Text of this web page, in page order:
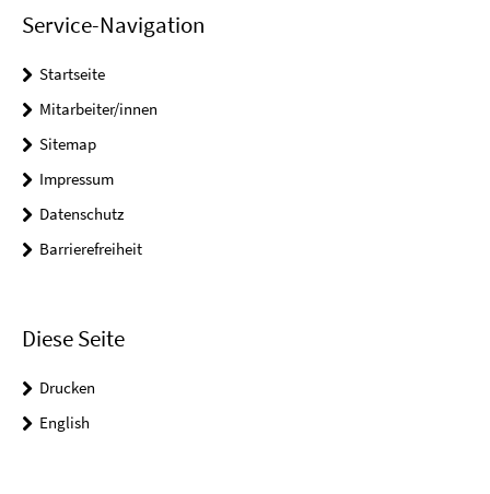
Service-Navigation
Startseite
Mitarbeiter/innen
Sitemap
Impressum
Datenschutz
Barrierefreiheit
Diese Seite
Drucken
English